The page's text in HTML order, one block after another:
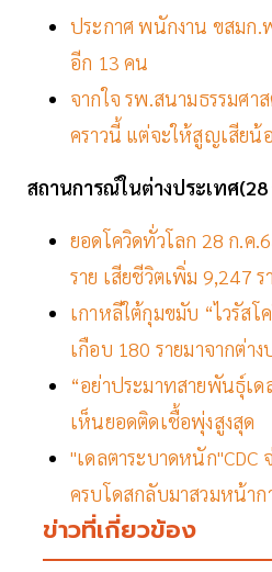
ประกาศ พนักงาน ขสมก.
อีก 13 คน
จากใจ รพ.สนามธรรมศา
คราวนี้ แต่จะให้สูญเสียน้
สถานการณ์ในต่างประเทศ(28
ยอดโควิดทั่วโลก 28 ก.ค
ราย เสียชีวิตเพิ่ม 9,247 ร
เกาหลีใต้กุมขมับ “ไวรัส
เกือบ 180 รายมาจากต่าง
“อย่าประมาทสายพันธุ์เด
เห็นยอดติดเชื้อพุ่งสูงสุด
"เดลตาระบาดหนัก
ครบโดสกลับมาสวมหน้าก
ข่าวที่เกี่ยวข้อง